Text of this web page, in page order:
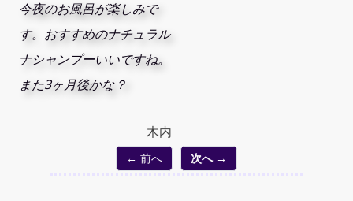
今夜のお風呂が楽しみで
す。おすすめのナチュラル
ナシャンプーいいですね。
また3ヶ月後かな？
木内
← 前へ 次へ →